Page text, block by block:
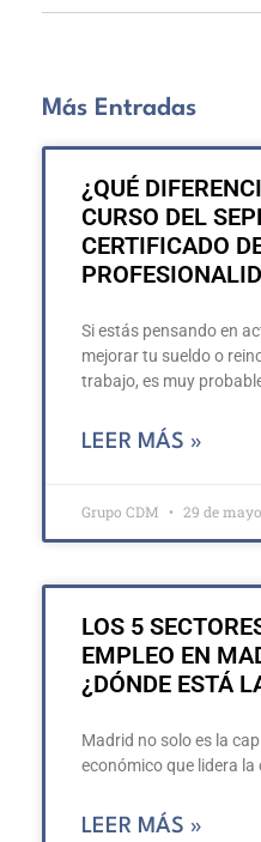
Más Entradas
¿QUÉ
CURSO DEL
CERTIFICADO
Si estás pensando en
mejorar tu sueldo o
trabajo, es muy
LEER MÁS »
Grupo CDM 29 de
LOS 5
EMPLEO EN
¿DÓNDE ESTÁ
Madrid no solo es la
económico que lidera la
LEER MÁS »